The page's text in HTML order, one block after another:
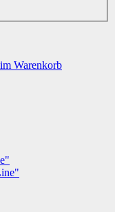
Warenkorb